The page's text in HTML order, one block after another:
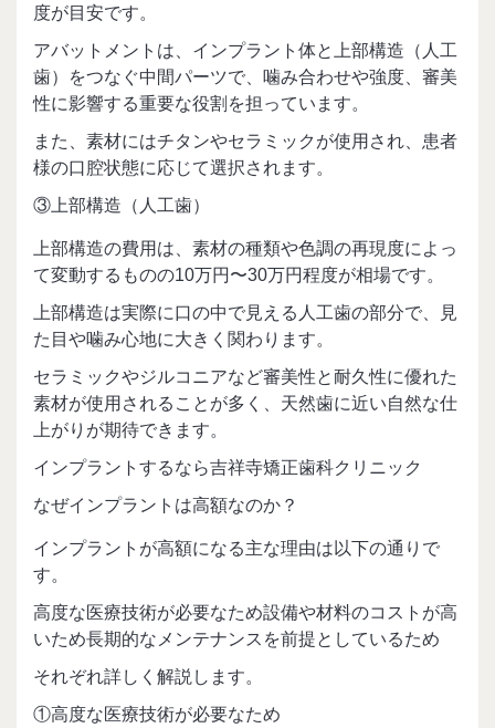
度が目安です。
アバットメントは、インプラント体と上部構造（人工
歯）をつなぐ中間パーツで、噛み合わせや強度、審美
性に影響する重要な役割を担っています。
また、素材にはチタンやセラミックが使用され、患者
様の口腔状態に応じて選択されます。
③上部構造（人工歯）
上部構造の費用は、素材の種類や色調の再現度によっ
て変動するものの10万円〜30万円程度が相場です。
上部構造は実際に口の中で見える人工歯の部分で、見
た目や噛み心地に大きく関わります。
セラミックやジルコニアなど審美性と耐久性に優れた
素材が使用されることが多く、天然歯に近い自然な仕
上がりが期待できます。
インプラントするなら吉祥寺矯正歯科クリニック
なぜインプラントは高額なのか？
インプラントが高額になる主な理由は以下の通りで
す。
高度な医療技術が必要なため設備や材料のコストが高
いため長期的なメンテナンスを前提としているため
それぞれ詳しく解説します。
①高度な医療技術が必要なため